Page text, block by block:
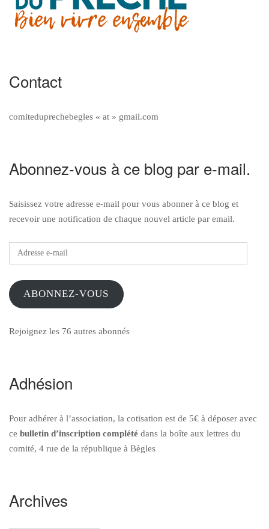
Contact
comiteduprechebegles « at » gmail.com
Abonnez-vous à ce blog par e-mail.
Saisissez votre adresse e-mail pour vous abonner à ce blog et
recevoir une notification de chaque nouvel article par email.
Adresse
e-
ABONNEZ-VOUS
Rejoignez les 76 autres abonnés
Adhésion
Pour adhérer à l’association, la cotisation est de 5€ à déposer avec
ce bulletin d’inscription complété dans la boîte aux lettres du
comité, 4 rue de la république à Bègles
Archives